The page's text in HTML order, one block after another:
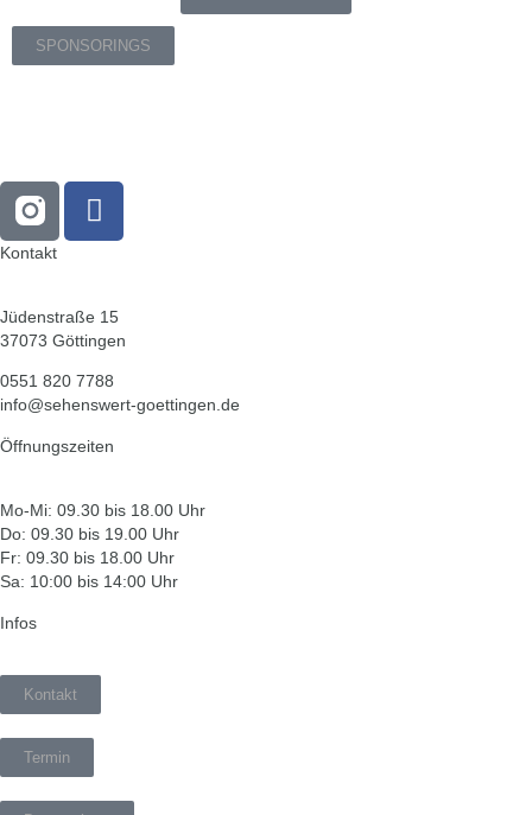
SPONSORINGS
Kontakt
Jüdenstraße 15
37073 Göttingen
0551 820 7788
info@sehenswert-goettingen.de
Öffnungszeiten
Mo-Mi: 09.30 bis 18.00 Uhr
Do: 09.30 bis 19.00 Uhr
Fr: 09.30 bis 18.00 Uhr
Sa: 10:00 bis 14:00 Uhr
Infos
Kontakt
Termin